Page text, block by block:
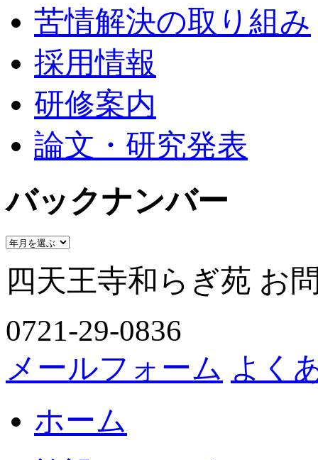
苦情解決の取り組み
採用情報
研修案内
論文・研究発表
バックナンバー
四天王寺和らぎ苑 お
0721-29-0836
メールフォーム よく
ホーム